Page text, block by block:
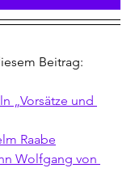
Beitrag:
„Vorsätze und
Raabe
Wolfgang von